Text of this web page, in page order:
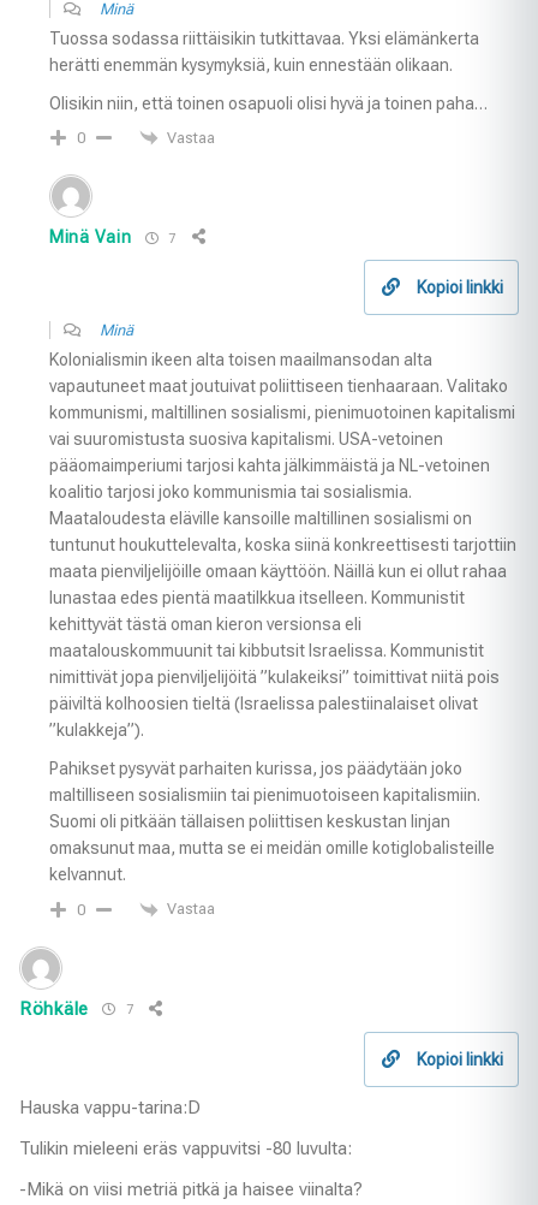
Minä
Tuossa sodassa riittäisikin tutkittavaa. Yksi elämänkerta
herätti enemmän kysymyksiä, kuin ennestään olikaan.
Olisikin niin, että toinen osapuoli olisi hyvä ja toinen paha…
0 Vastaa
Minä Vain 7
Kopioi linkki
Minä
Kolonialismin ikeen alta toisen maailmansodan alta
vapautuneet maat joutuivat poliittiseen tienhaaraan. Valitako
kommunismi, maltillinen sosialismi, pienimuotoinen kapitalismi
vai suuromistusta suosiva kapitalismi. USA-vetoinen
pääomaimperiumi tarjosi kahta jälkimmäistä ja NL-vetoinen
koalitio tarjosi joko kommunismia tai sosialismia.
Maataloudesta eläville kansoille maltillinen sosialismi on
tuntunut houkuttelevalta, koska siinä konkreettisesti tarjottiin
maata pienviljelijöille omaan käyttöön. Näillä kun ei ollut rahaa
lunastaa edes pientä maatilkkua itselleen. Kommunistit
kehittyvät tästä oman kieron versionsa eli
maatalouskommuunit tai kibbutsit Israelissa. Kommunistit
nimittivät jopa pienviljelijöitä ”kulakeiksi” toimittivat niitä pois
päiviltä kolhoosien tieltä (Israelissa palestiinalaiset olivat
”kulakkeja”).
Pahikset pysyvät parhaiten kurissa, jos päädytään joko
maltilliseen sosialismiin tai pienimuotoiseen kapitalismiin.
Suomi oli pitkään tällaisen poliittisen keskustan linjan
omaksunut maa, mutta se ei meidän omille kotiglobalisteille
kelvannut.
0 Vastaa
Röhkäle 7
Kopioi linkki
Hauska vappu-tarina:D
Tulikin mieleeni eräs vappuvitsi -80 luvulta:
-Mikä on viisi metriä pitkä ja haisee viinalta?